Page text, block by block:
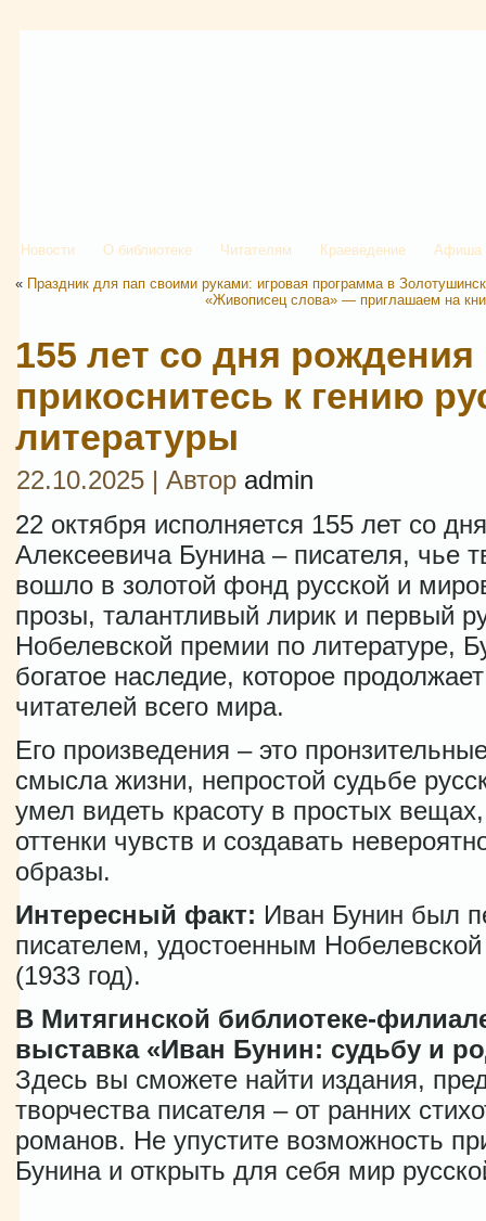
Новости О библиотеке Читателям Краеведение Афиша
« Праздник для пап своими руками: игровая программа в
«Живописец слова» — приглашаем на
155 лет со дня
прикоснитесь к гению
литературы
22.10.2025 | Автор admin
22 октября исполняется 155 лет со
Алексеевича Бунина – писателя, чье
вошло в золотой фонд русской и
прозы, талантливый лирик и первый
Нобелевской премии по литературе,
богатое наследие, которое
читателей всего мира.
Его произведения – это
смысла жизни, непростой судьбе
умел видеть красоту в простых
оттенки чувств и создавать
образы.
Интересный факт: Иван Бунин был
писателем, удостоенным
(1933 год).
В Митягинской библиотеке-
выставка «Иван Бунин: судьбу и
Здесь вы сможете найти издания,
творчества писателя – от ранних
романов. Не упустите возможность
Бунина и открыть для себя мир